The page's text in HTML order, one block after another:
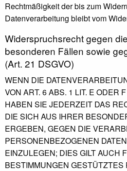
Rechtmäßigkeit der bis zum
Datenverarbeitung bleibt vom
Widerspruchsrecht gegen
besonderen Fällen sowie
(Art. 21 DSGVO)
WENN DIE
VON ART. 6 ABS. 1 LIT. E ODER
HABEN SIE JEDERZEIT DAS
DIE SICH AUS IHRER
ERGEBEN, GEGEN DIE
PERSONENBEZOGENEN
EINZULEGEN; DIES GILT AUCH
BESTIMMUNGEN GESTÜTZTES